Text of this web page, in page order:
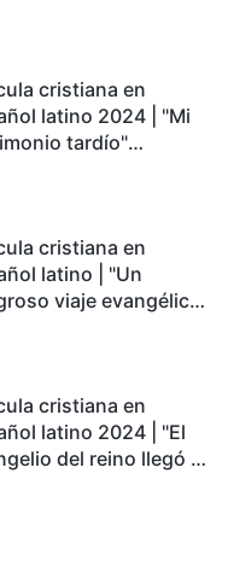
cristiana en
latino 2024 | "Mi
tardío"
cristiana en
latino | "Un
viaje evangélico"
cristiana en
latino 2024 | "El
del reino llegó a